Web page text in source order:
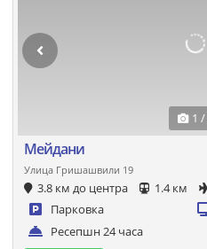
1
Мейдани
Улица Гришашвили 19
3.8 км до центра 1.4 км
Парковка
Ресепшн 24 часа